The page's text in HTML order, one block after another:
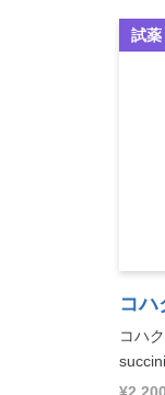
試薬
コハ
コハ